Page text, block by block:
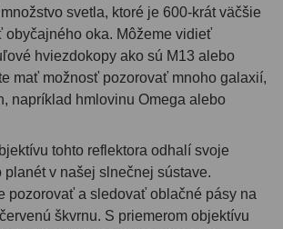
175
2"17
a ostrenie 1
svetla, ktoré je 600-krát väčšie
obyčajného oka. Môžeme vidieť
hviezdokopy ako sú M13 alebo
mať možnosť pozorovať mnoho galaxií,
napríklad hmlovinu Omega alebo
tohto reflektora odhalí svoje
planét v našej slnečnej sústave.
pozorovať a sledovať oblačné pásy na
škvrnu. S priemerom objektívu